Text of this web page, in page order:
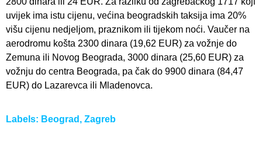
uvijek ima istu cijenu, većina beogradskih taksija ima 20%
višu cijenu nedjeljom, praznikom ili tijekom noći. Vaučer na
aerodromu košta 2300 dinara (19,62 EUR) za vožnje do
Zemuna ili Novog Beograda, 3000 dinara (25,60 EUR) za
vožnju do centra Beograda, pa čak do 9900 dinara (84,47
EUR) do Lazarevca ili Mladenovca.
Labels: Beograd , Zagreb